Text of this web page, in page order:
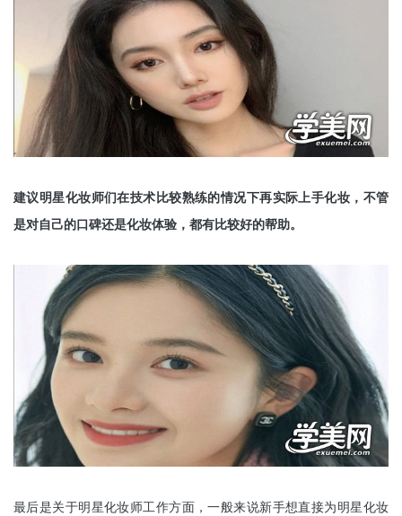
建议明星化妆师们在技术比较熟练的情况下再实际上手化妆，不管
是对自己的口碑还是化妆体验，都有比较好的帮助。
最后是关于明星化妆师工作方面，一般来说新手想直接为明星化妆